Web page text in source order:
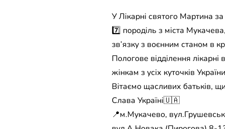
У Лікарні святого Мартина
7️⃣ породіль з міста
зв’язку з воєнним станом в
Пологове відділення
жінкам з усіх куточків
Вітаємо щасливих батьків,
Слава Україні🇺🇦
📍м.Мукачево,